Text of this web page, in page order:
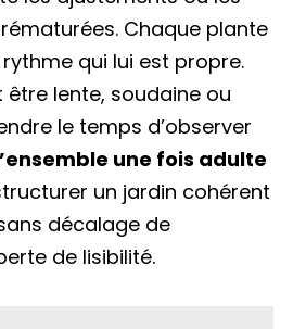
Chaque plante
qui lui est propre.
être lente, soudaine ou
le temps d’observer
une fois adulte
un jardin cohérent
décalage de
de lisibilité.